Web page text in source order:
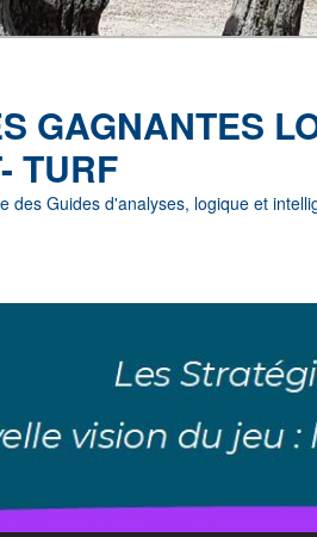
GAGNANTES
TURF
des Guides d'analyses, logique et